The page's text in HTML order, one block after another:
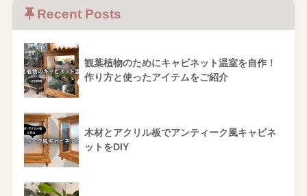
Recent Posts
観葉植物のためにキャビネット温室を自作！
作り方と使ったアイテムをご紹介
木材とアクリル板でアンティーク風キャビネ
ットをDIY